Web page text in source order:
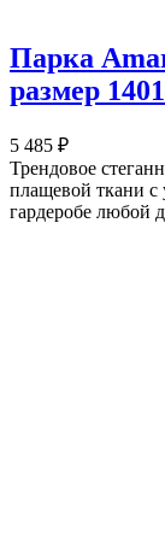
Парка
размер
5 485 ₽
Трендовое
плащевой ткани c
гардеробе любой